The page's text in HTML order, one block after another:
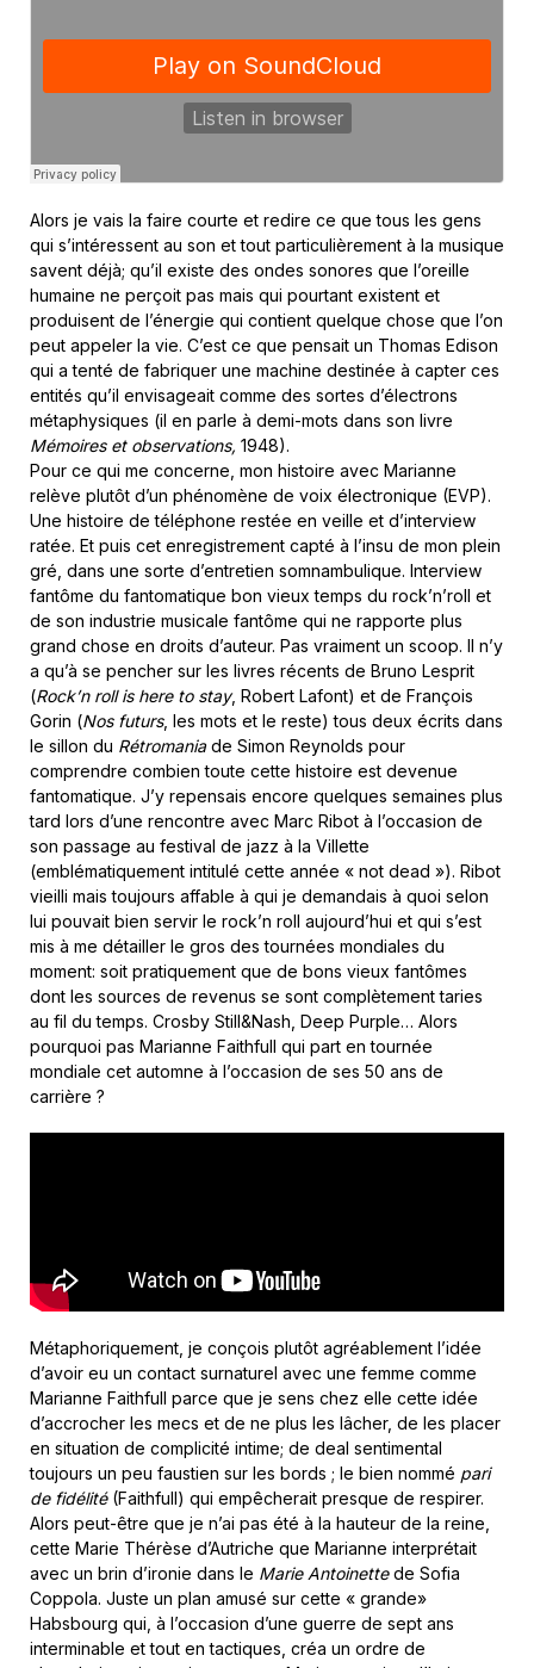
Alors je vais la faire courte et redire ce que tous les gens
qui s’intéressent au son et tout particulièrement à la musique
savent déjà; qu’il existe des ondes sonores que l’oreille
humaine ne perçoit pas mais qui pourtant existent et
produisent de l’énergie qui contient quelque chose que l’on
peut appeler la vie. C’est ce que pensait un Thomas Edison
qui a tenté de fabriquer une machine destinée à capter ces
entités qu’il envisageait comme des sortes d’électrons
métaphysiques (il en parle à demi-mots dans son livre
Mémoires et observations, 1948).
Pour ce qui me concerne, mon histoire avec Marianne
relève plutôt d’un phénomène de voix électronique (EVP).
Une histoire de téléphone restée en veille et d’interview
ratée. Et puis cet enregistrement capté à l’insu de mon plein
gré, dans une sorte d’entretien somnambulique. Interview
fantôme du fantomatique bon vieux temps du rock’n’roll et
de son industrie musicale fantôme qui ne rapporte plus
grand chose en droits d’auteur. Pas vraiment un scoop. Il n’y
a qu’à se pencher sur les livres récents de Bruno Lesprit
(Rock’n roll is here to stay, Robert Lafont) et de François
Gorin (Nos futurs, les mots et le reste) tous deux écrits dans
le sillon du Rétromaniade Simon Reynolds pour
comprendre combien toute cette histoire est devenue
fantomatique. J’y repensais encore quelques semaines plus
tard lors d’une rencontre avec Marc Ribot à l’occasion de
son passage au festival de jazz à la Villette
(emblématiquement intitulé cette année « not dead »). Ribot
vieilli mais toujours affable à qui je demandais à quoi selon
lui pouvait bien servir le rock’n roll aujourd’hui et qui s’est
mis à me détailler le gros des tournées mondiales du
moment: soit pratiquement que de bons vieux fantômes
dont les sources de revenus se sont complètement taries
au fil du temps. Crosby Still&Nash, Deep Purple… Alors
pourquoi pas Marianne Faithfull qui part en tournée
mondiale cet automne à l’occasion de ses 50 ans de
carrière ?
Métaphoriquement, je conçois plutôt agréablement l’idée
d’avoir eu un contact surnaturel avec une femme comme
Marianne Faithfull parce que je sens chez elle cette idée
d’accrocher les mecs et de ne plus les lâcher, de les placer
en situation de complicité intime; de deal sentimental
toujours un peu faustien sur les bords ; le bien nommé pari
de fidélité(Faithfull) qui empêcherait presque de respirer.
Alors peut-être que je n’ai pas été à la hauteur de la reine,
cette Marie Thérèse d’Autriche que Marianne interprétait
avec un brin d’ironie dans le Marie Antoinettede Sofia
Coppola. Juste un plan amusé sur cette « grande»
Habsbourg qui, à l’occasion d’une guerre de sept ans
interminable et tout en tactiques, créa un ordre de